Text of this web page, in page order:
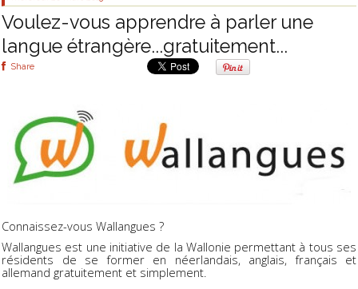
Voulez-vous apprendre à parler une
langue étrangère...gratuitement...
Share
Connaissez-vous Wallangues ?
Wallangues est une initiative de la Wallonie permettant à tous ses
résidents de se former en néerlandais, anglais, français et
allemand gratuitement et simplement.